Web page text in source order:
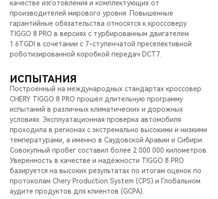
качестве изготовления и комплектующих от
производителей мирового уровня. Повышенные
гарантийные обязательства относятся к кроссоверу
TIGGO 8 PRO в версиях с турбированным двигателем
1.6TGDI в сочетании с 7-ступенчатой преселективной
роботизированной коробкой передач DCT7.
ИСПЫТАНИЯ
Построенный на международных стандартах кроссовер
CHERY TIGGO 8 PRO прошёл длительную программу
испытаний в различных климатических и дорожных
условиях. Эксплуатационная проверка автомобиля
проходила в регионах с экстремально высокими и низкими
температурами, а именно в Саудовской Аравии и Сибири.
Совокупный пробег составил более 2 000 000 километров.
Уверенность в качестве и надёжности TIGGO 8 PRO
базируется на высоких результатах по итогам оценок по
протоколам Chery Production System (CPS) и Глобальном
аудите продуктов для клиентов (GCPA).